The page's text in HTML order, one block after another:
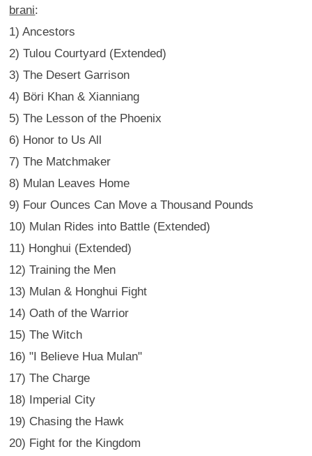
brani:
1) Ancestors
2) Tulou Courtyard (Extended)
3) The Desert Garrison
4) Böri Khan & Xianniang
5) The Lesson of the Phoenix
6) Honor to Us All
7) The Matchmaker
8) Mulan Leaves Home
9) Four Ounces Can Move a Thousand Pounds
10) Mulan Rides into Battle (Extended)
11) Honghui (Extended)
12) Training the Men
13) Mulan & Honghui Fight
14) Oath of the Warrior
15) The Witch
16) "I Believe Hua Mulan"
17) The Charge
18) Imperial City
19) Chasing the Hawk
20) Fight for the Kingdom